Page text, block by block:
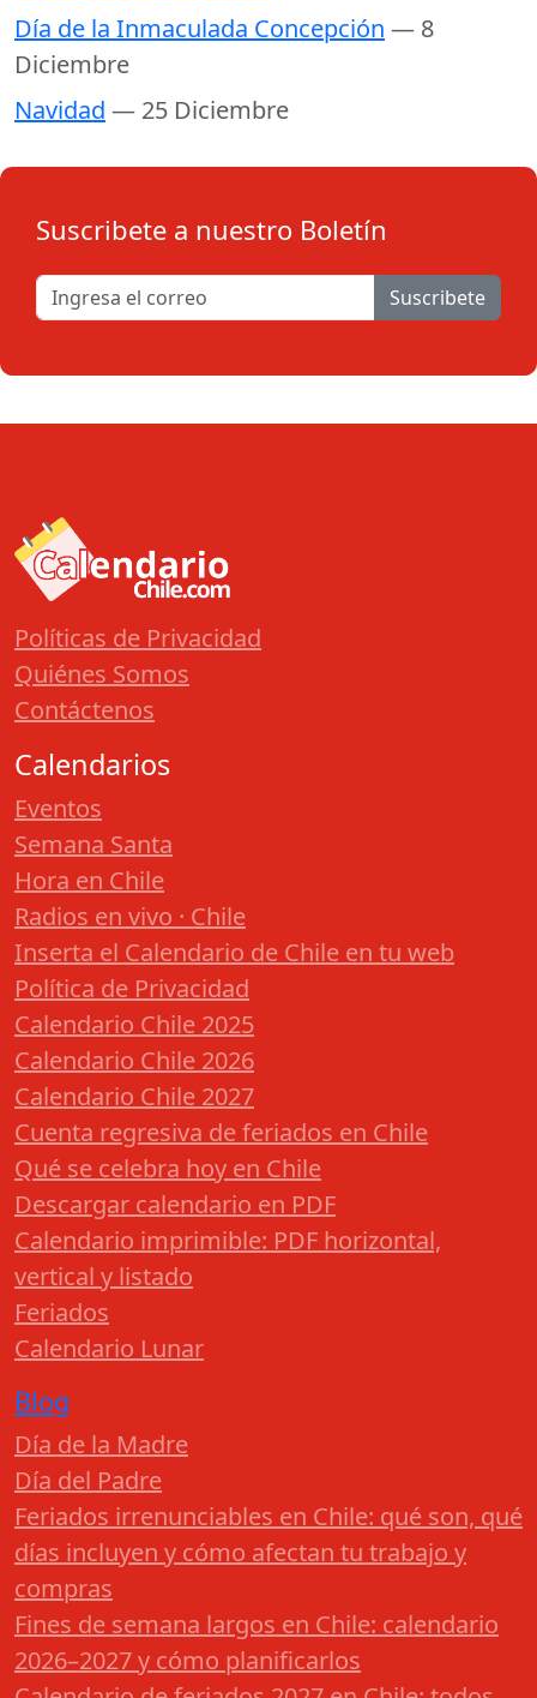
Día de la Inmaculada Concepción — 8
Diciembre
Navidad — 25 Diciembre
Suscribete a nuestro Boletín
Suscribete
Políticas de Privacidad
Quiénes Somos
Contáctenos
Calendarios
Eventos
Semana Santa
Hora en Chile
Radios en vivo · Chile
Inserta el Calendario de Chile en tu web
Política de Privacidad
Calendario Chile 2025
Calendario Chile 2026
Calendario Chile 2027
Cuenta regresiva de feriados en Chile
Qué se celebra hoy en Chile
Descargar calendario en PDF
Calendario imprimible: PDF horizontal,
vertical y listado
Feriados
Calendario Lunar
Blog
Día de la Madre
Día del Padre
Feriados irrenunciables en Chile: qué son, qué
días incluyen y cómo afectan tu trabajo y
compras
Fines de semana largos en Chile: calendario
2026–2027 y cómo planificarlos